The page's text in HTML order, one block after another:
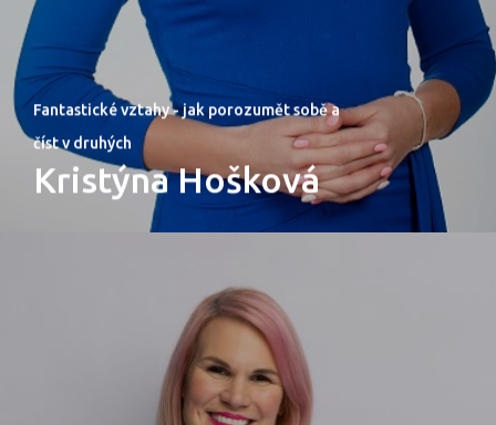
Fantastické vztahy - jak porozumět sobě a
číst v druhých
Kristýna Hošková